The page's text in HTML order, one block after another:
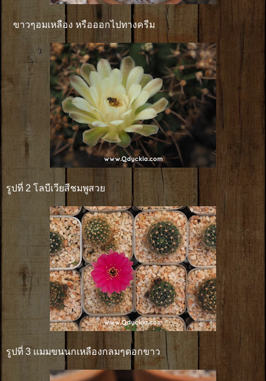
ขาวๆอมเหลือง หรือออกไปทางครีม
รูปที่ 2 โลบีเวียสีชมพูสวย
รูปที่ 3 เเมมขนนกเหลืองกลมๆดอกขาว